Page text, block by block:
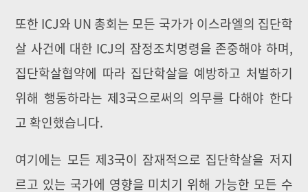
또한 ICJ와 UN 총회는 모든 국가가 이스라엘의 집단학
살 사건에 대한 ICJ의 잠정조치명령을 존중해야 하며,
집단학살협약에 따라 집단학살을 예방하고 처벌하기
위해 행동하라는 제3국으로써의 의무를 다해야 한다
고 확인했습니다.
여기에는 모든 제3국이 잠재적으로 집단학살을 저지
르고 있는 국가에 영향을 미치기 위해 가능한 모든 수